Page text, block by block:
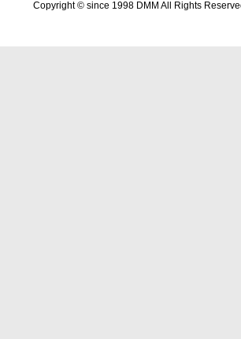
Copyright © since 1998 DMM All Rights